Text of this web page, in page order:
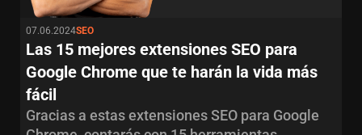
07.06.2024SEO
Las 15 mejores extensiones SEO para
Google Chrome que te harán la vida más
fácil
Gracias a estas extensiones SEO para Google